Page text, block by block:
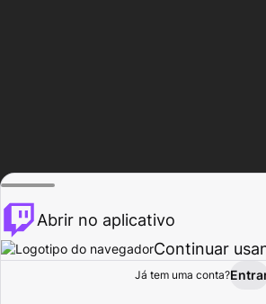
Procurar
Abrir no aplicativo
Continuar
Já tem uma conta?